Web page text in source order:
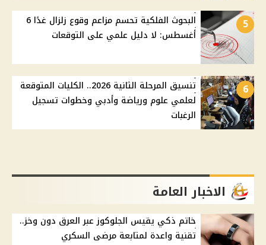
5
البحوث الفلكية تحسم مزاعم وقوع زلزال غدًا 6
أغسطس: لا دليل علمي على التوقعات
6
تنسيق المرحلة الثانية 2026.. الكليات المتوقعة
لعلمي علوم ورياضة وأدبي وخطوات تسجيل
الرغبات
الاخبار العامة
خاتم ذكي يقيس الجلوكوز عبر العرق دون وخز..
تقنية واعدة لمتابعة مرضى السكري